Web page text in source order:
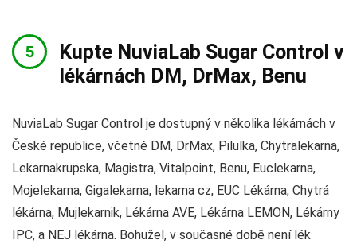
Kupte NuviaLab Sugar Control v
lékárnách DM, DrMax, Benu
NuviaLab Sugar Control je dostupný v několika lékárnách v
České republice, včetně DM, DrMax, Pilulka, Chytralekarna,
Lekarnakrupska, Magistra, Vitalpoint, Benu, Euclekarna,
Mojelekarna, Gigalekarna, lekarna cz, EUC Lékárna, Chytrá
lékárna, Mujlekarnik, Lékárna AVE, Lékárna LEMON, Lékárny
IPC, a NEJ lékárna. Bohužel, v současné době není lék